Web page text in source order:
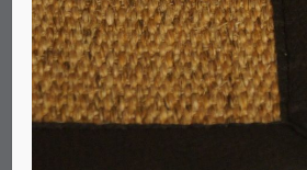
Direct persoonlijk advies
0613219559
E-mail
info@sisalspecialist.nl